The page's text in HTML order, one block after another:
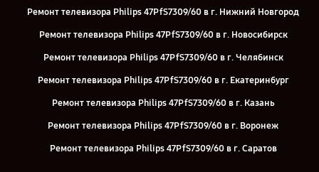
Ремонт телевизора Philips 47PfS7309/60 в г. Нижний Новгород
Ремонт телевизора Philips 47PfS7309/60 в г. Новосибирск
Ремонт телевизора Philips 47PfS7309/60 в г. Челябинск
Ремонт телевизора Philips 47PfS7309/60 в г. Екатеринбург
Ремонт телевизора Philips 47PfS7309/60 в г. Казань
Ремонт телевизора Philips 47PfS7309/60 в г. Воронеж
Ремонт телевизора Philips 47PfS7309/60 в г. Саратов